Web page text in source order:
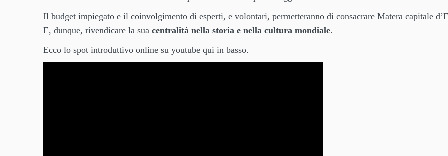
Il budget impiegato e il coinvolgimento di esperti, e volontari, permetteranno di consacrare Matera capitale
E, dunque, rivendicare la sua centralità nella storia e nella cultura mondiale.
Ecco lo spot introduttivo online su youtube qui in basso.